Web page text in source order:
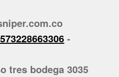
-
tres bodega 3035